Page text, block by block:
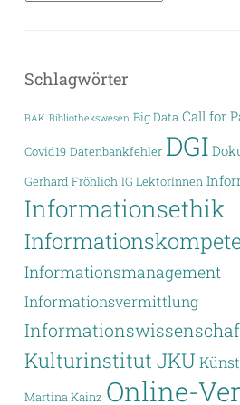
Schlagwörter
BAK Bibliothekswesen Big Data Call for
Covid19 Datenbankfehler DGI
Gerhard Fröhlich IG LektorInnen
Informationsethik
Informationsmanagement
Informationsvermittlung
Kulturinstitut JKU
Martina Kainz Online-